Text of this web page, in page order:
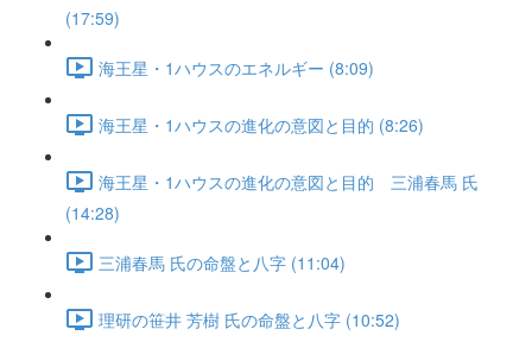
(17:59)
海王星・1ハウスのエネルギー (8:09)
海王星・1ハウスの進化の意図と目的 (8:26)
海王星・1ハウスの進化の意図と目的 三浦春馬 氏
(14:28)
三浦春馬 氏の命盤と八字 (11:04)
理研の笹井 芳樹 氏の命盤と八字 (10:52)